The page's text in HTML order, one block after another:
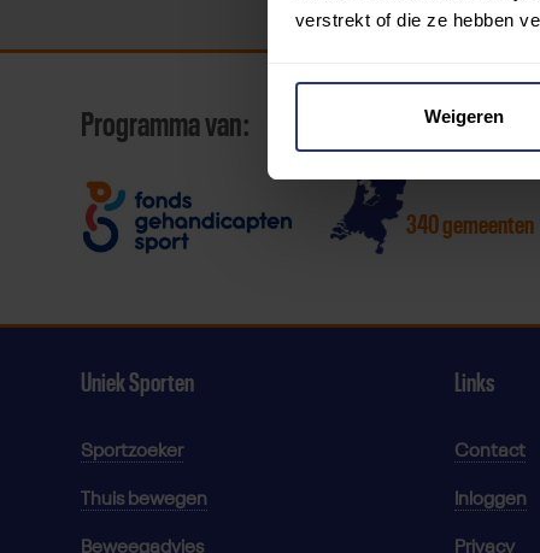
verstrekt of die ze hebben
Weigeren
Programma van:
340 gemeenten
Uniek Sporten
Sportzoeker
Thuis bewegen
Beweegadvies
Links
Contact
Inloggen
Privacy